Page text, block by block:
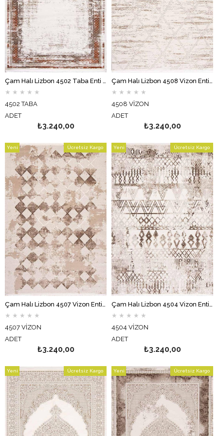
Çam Halı Lizbon 4502 Taba Enti Halı Modern Eskitme Desenli Makine Halısı
★ ★ ★ ★ ★
4502 TABA
ADET
₺3.240,00
Çam Halı Lizbon 4508 Vizon Enti Halı Modern Eskitme Desenli Makine Halısı
★ ★ ★ ★ ★
4508 VİZON
ADET
₺3.240,00
★ ★ ★ ★ ★
4507 VİZON
ADET
₺3.240,00
Ücretsiz Kargo
Yeni
Ürün
★ ★ ★ ★ ★
4504 VİZON
ADET
₺3.240,00
Ücretsiz Kargo
Yeni
Ürün
Ücretsiz Kargo
Yeni
Ürün
Ücretsiz Kargo
Yeni
Ürün